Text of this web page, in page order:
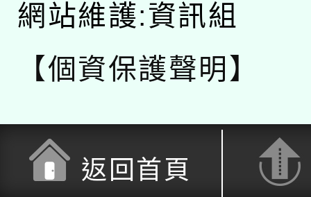
網站維護:資訊組
【個資保護聲明】
返回首頁